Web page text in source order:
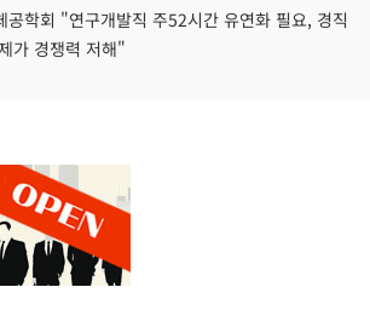
공학회 "연구개발직 주52시간 유연화 필요, 경직
가 경쟁력 저해"